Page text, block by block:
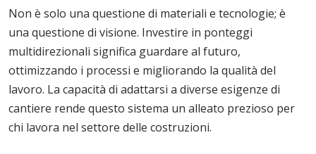
Non è solo una questione di materiali e tecnologie; è
una questione di visione. Investire in ponteggi
multidirezionali significa guardare al futuro,
ottimizzando i processi e migliorando la qualità del
lavoro. La capacità di adattarsi a diverse esigenze di
cantiere rende questo sistema un alleato prezioso per
chi lavora nel settore delle costruzioni.